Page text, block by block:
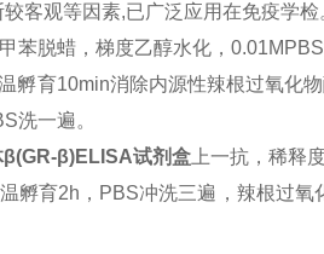
客观等因素,已广泛应用在免疫学检
苯脱蜡，梯度乙醇水化，0.01MPBS
孵育10min消除内源性辣根过氧化
洗一遍。
β)ELISA试剂盒 上一抗，稀释
孵育2h，PBS冲洗三遍，辣根过